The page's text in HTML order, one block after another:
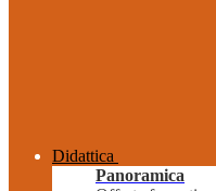
Didattica
Panoramica